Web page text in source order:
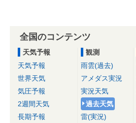
全国のコンテンツ
天気予報
天気予報
世界天気
気圧予報
2週間天気
長期予報
観測
雨雲(過去)
アメダス実況
実況天気
過去天気
雷(実況)